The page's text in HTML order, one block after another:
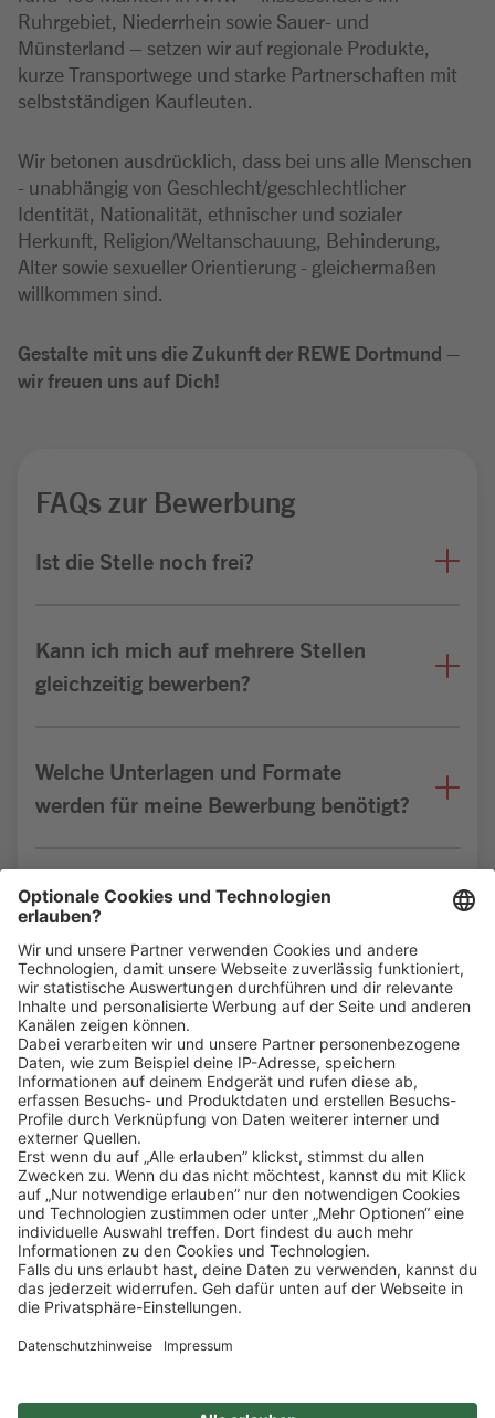
Ruhrgebiet, Niederrhein sowie Sauer- und
Münsterland – setzen wir auf regionale Produkte,
kurze Transportwege und starke Partnerschaften mit
selbstständigen Kaufleuten.
Wir betonen ausdrücklich, dass bei uns alle Menschen
- unabhängig von Geschlecht/geschlechtlicher
Identität, Nationalität, ethnischer und sozialer
Herkunft, Religion/Weltanschauung, Behinderung,
Alter sowie sexueller Orientierung - gleichermaßen
willkommen sind.
Gestalte mit uns die Zukunft der REWE Dortmund –
wir freuen uns auf Dich!
FAQs zur Bewerbung
Ist die Stelle noch frei?
Kann ich mich auf mehrere Stellen
gleichzeitig bewerben?
Welche Unterlagen und Formate
werden für meine Bewerbung benötigt?
Bin ich für die Stelle geeignet?
Klickehier, um alle offenen Jobs zu sehen.
Impressum Datenschutz
Privatsphäre-Einstellungen
FAQ
Veranstaltungen
Sitemap